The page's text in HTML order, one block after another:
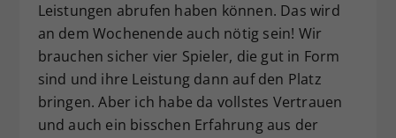
Leistungen abrufen haben können. Das wird
an dem Wochenende auch nötig sein! Wir
brauchen sicher vier Spieler, die gut in Form
sind und ihre Leistung dann auf den Platz
bringen. Aber ich habe da vollstes Vertrauen
und auch ein bisschen Erfahrung aus der